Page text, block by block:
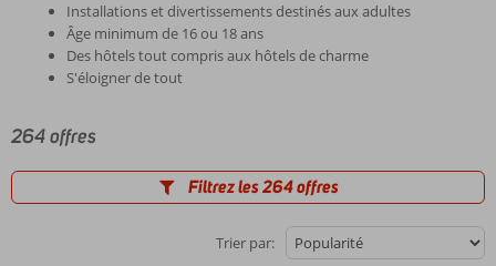
Installations et divertissements destinés aux adultes
Âge minimum de 16 ou 18 ans
Des hôtels tout compris aux hôtels de charme
S'éloigner de tout
264 offres
Filtrez les 264 offres
Trier par: